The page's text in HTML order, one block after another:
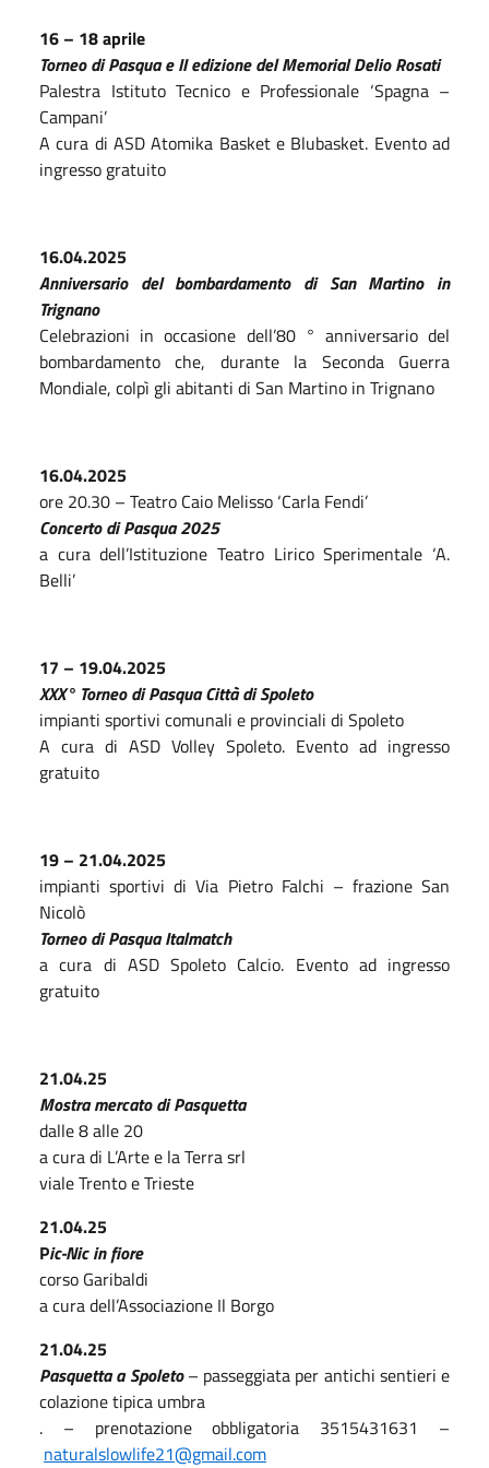
16 – 18 aprile
Torneo di Pasqua e II edizione del Memorial Delio Rosati
Palestra Istituto Tecnico e Professionale ‘Spagna –
Campani’
A cura di ASD Atomika Basket e Blubasket. Evento ad
ingresso gratuito
16.04.2025
Anniversario del bombardamento di San Martino in
Trignano
Celebrazioni in occasione dell’80 ° anniversario del
bombardamento che, durante la Seconda Guerra
Mondiale, colpì gli abitanti di San Martino in Trignano
16.04.2025
ore 20.30 – Teatro Caio Melisso ‘Carla Fendi’
Concerto di Pasqua 2025
a cura dell’Istituzione Teatro Lirico Sperimentale ‘A.
Belli’
17 – 19.04.2025
XXX° Torneo di Pasqua Città di Spoleto
impianti sportivi comunali e provinciali di Spoleto
A cura di ASD Volley Spoleto. Evento ad ingresso
gratuito
19 – 21.04.2025
impianti sportivi di Via Pietro Falchi – frazione San
Nicolò
Torneo di Pasqua Italmatch
a cura di ASD Spoleto Calcio. Evento ad ingresso
gratuito
21.04.25
Mostra mercato di Pasquetta
dalle 8 alle 20
a cura di L’Arte e la Terra srl
viale Trento e Trieste
21.04.25
Pic-Nic in fiore
corso Garibaldi
a cura dell’Associazione Il Borgo
21.04.25
Pasquetta a Spoleto– passeggiata per antichi sentieri e
colazione tipica umbra
. – prenotazione obbligatoria 3515431631 –
naturalslowlife21@gmail.com